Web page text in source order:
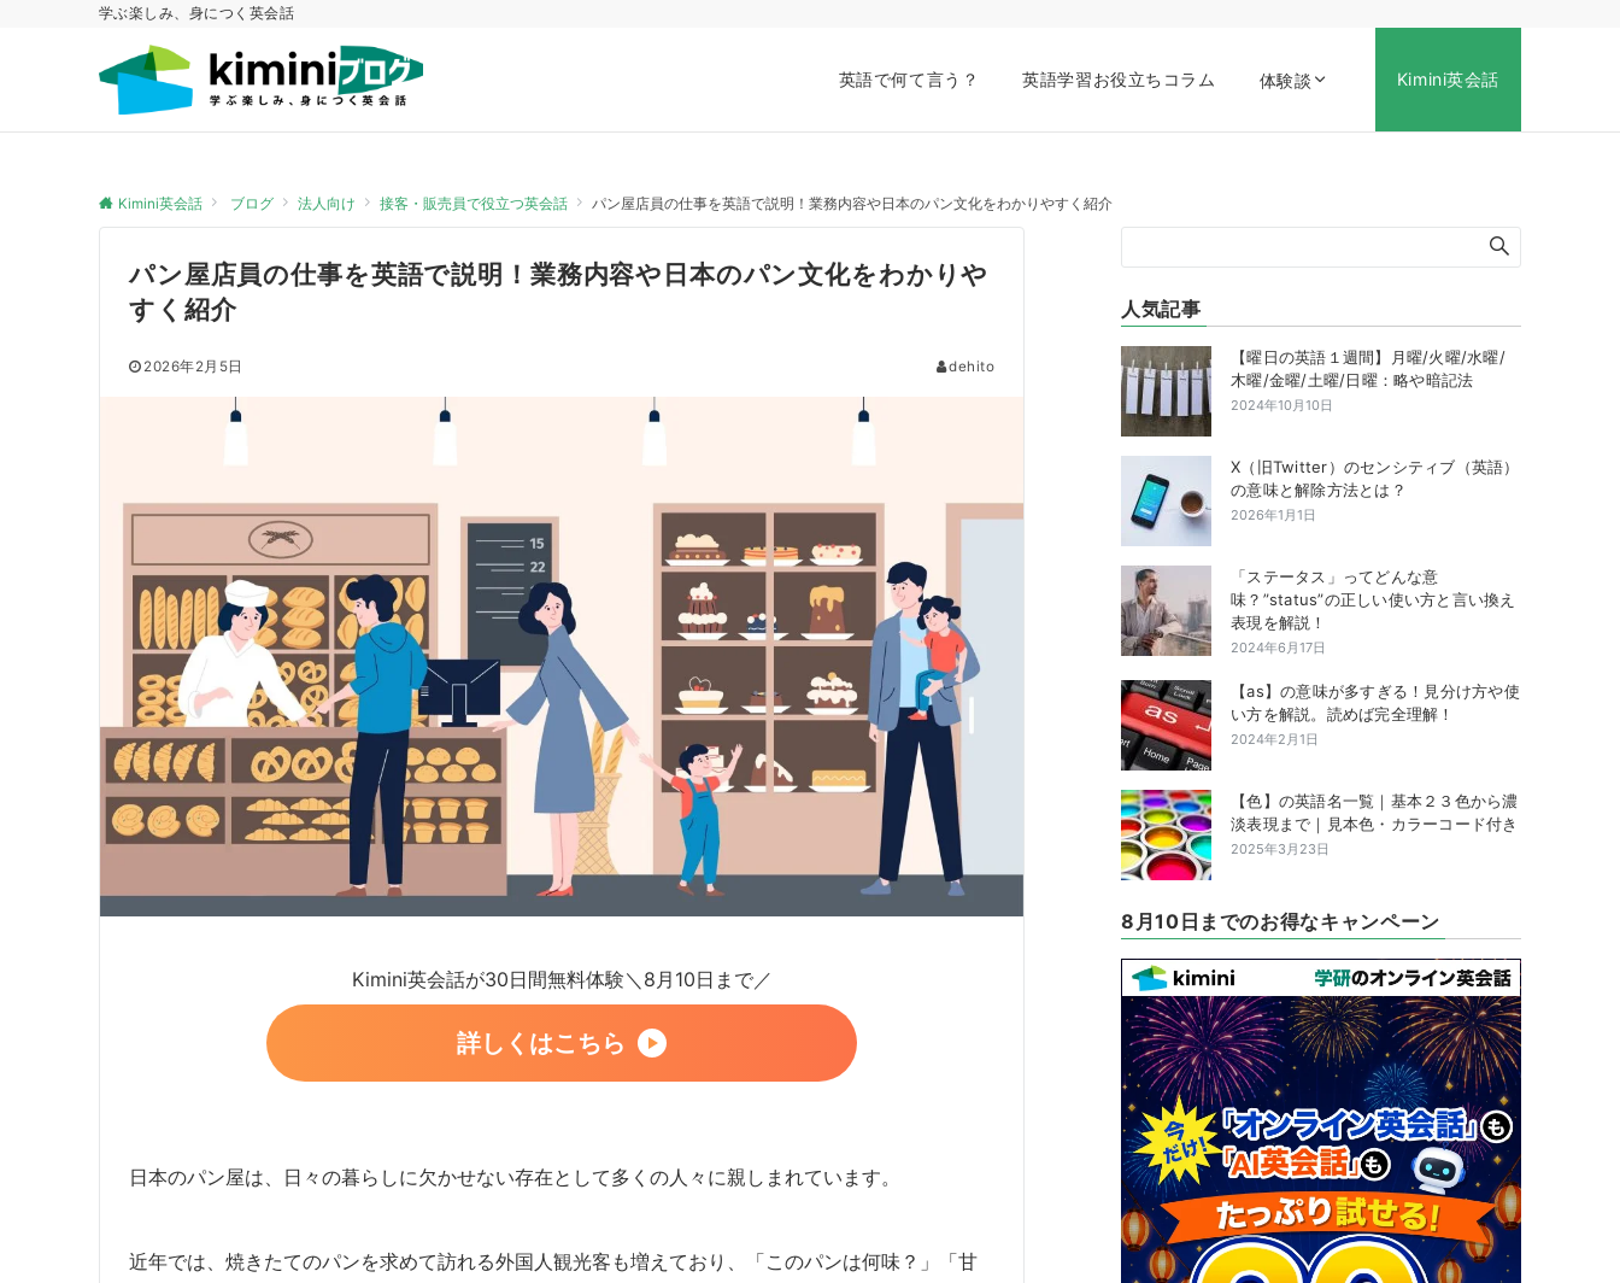
学ぶ楽しみ、身につく英会話
英語で何て言う？ 英語学習お役立ちコラム 体験談 Kimini英会話
Kimini英会話 ブログ 法人向け 接客・販売員で役立つ英会話 パン屋店員の仕事を英語で説明！業務内容や日本のパン文化をわかりやすく紹介
パン屋店員の仕事を英語で説明！業務内容や日本のパン文化をわかりや
すく紹介
2026年2月5日 dehito
Kimini英会話が30日間無料体験＼8月10日まで／
詳しくはこちら
日本のパン屋は、日々の暮らしに欠かせない存在として多くの人々に親しまれています。
近年では、焼きたてのパンを求めて訪れる外国人観光客も増えており、「このパンは何味？」「甘
人気記事
【曜日の英語１週間】月曜/火曜/水曜/
木曜/金曜/土曜/日曜：略や暗記法
2024年10月10日
X（旧Twitter）のセンシティブ（英語）
の意味と解除方法とは？
2026年1月1日
「ステータス」ってどんな意
味？”status”の正しい使い方と言い換え
表現を解説！
2024年6月17日
【as】の意味が多すぎる！見分け方や使
い方を解説。読めば完全理解！
2024年2月1日
【色】の英語名一覧｜基本２３色から濃
淡表現まで｜見本色・カラーコード付き
2025年3月23日
8月10日までのお得なキャンペーン